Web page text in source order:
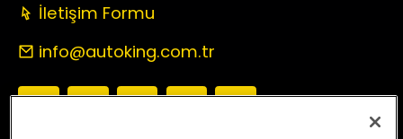
İletişim Formu
info@autoking.com.tr